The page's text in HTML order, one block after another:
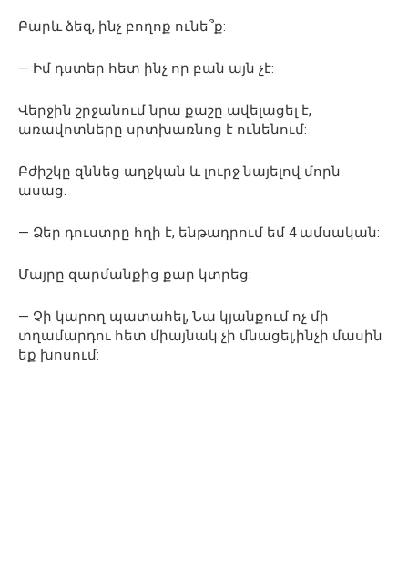
Բարև ձեզ, ինչ բողոք ունե՞ք:
— Իմ դստեր հետ ինչ որ բան այն չէ:
Վերջին շրջանում նրա քաշը ավելացել է,
առավոտները սրտխառնոց է ունենում:
Բժիշկը զննեց աղջկան և լուրջ նայելով մորն
ասաց.
— Ձեր դուստրը հղի է, ենթադրում եմ 4 ամսական:
Մայրը զարմանքից քար կտրեց:
— Չի կարող պատահել, Նա կյանքում ոչ մի
տղամարդու հետ միայնակ չի մնացել,ինչի մասին
եք խոսում: